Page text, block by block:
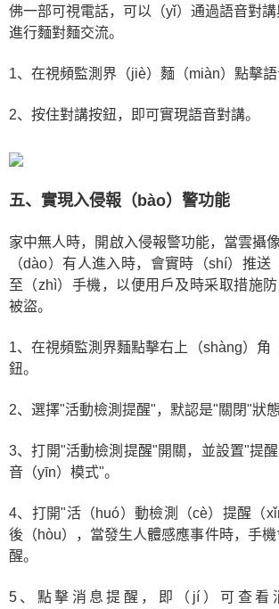
佛一部可視電話，可以（yǐ）通過語音對
進行麵對麵交流。
1、在視頻監測界（jiè）麵（miàn）點擊語
2、按住對講按鈕，即可實現語音對講。
五、實現入侵報（bào）警功能
家中無人時，開啟入侵報警功能，當雲攝
（dào）有人進入時，會實時（shí）推送
至（zhì）手機，以便用戶及時采取措施防
被盜。
1、在視頻監測界麵點擊右上（shàng）角
鈕。
2、選擇"活動檢測提醒"，默認是"關閉"狀態
3、打開"活動檢測提醒"開關，並設置"提
音（yīn）模式"。
4、打開"活（huó）動檢測（cè）提醒（
後（hòu），當發生人體感應事件時，手
醒。
5、點擊消息提醒，即（jí）可查看